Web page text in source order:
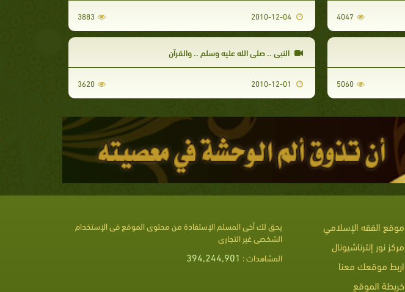
4047
2010-12-04
3883
5060
النبي .. صلى الله عليه وسلم .. والقرآن
3620
موقع الفقه الإسلامي
مركز نور إنترناشيونال
اربط موقعك معنا
خريطة الموقع
يحق لك أخى المسلم الإستفادة من محتوى الموقع فى الإستخدام
الشخصى غير التجارى
المشاهدات : 394,244,901